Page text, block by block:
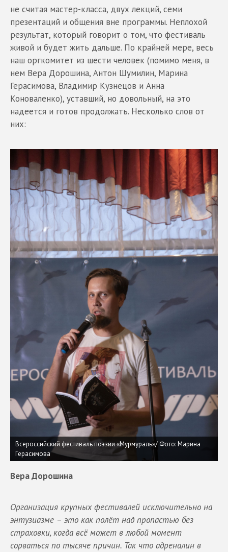
не считая мастер-класса, двух лекций, семи
презентаций и общения вне программы. Неплохой
результат, который говорит о том, что фестиваль
живой и будет жить дальше. По крайней мере, весь
наш оргкомитет из шести человек (помимо меня, в
нем Вера Дорошина, Антон Шумилин, Марина
Герасимова, Владимир Кузнецов и Анна
Коноваленко), уставший, но довольный, на это
надеется и готов продолжать. Несколько слов от
них:
Всероссийский фестиваль поэзии «Мурмураль»/ Фото: Марина
Герасимова
Вера Дорошина
Организация крупных фестивалей исключительно на
энтузиазме – это как полёт над пропастью без
страховки, когда всё может в любой момент
сорваться по тысяче причин. Так что адреналин в